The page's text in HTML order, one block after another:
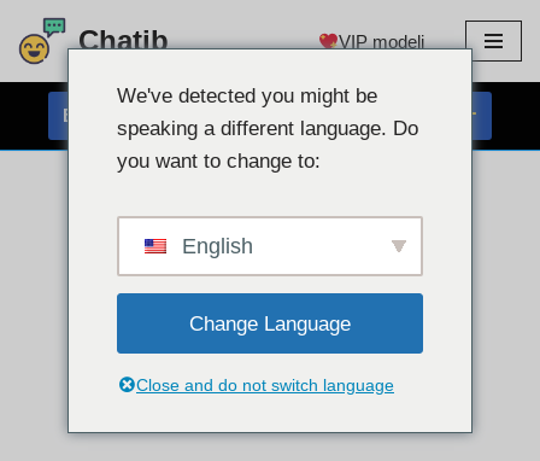
Preskoči
vsebino
Chatib VIP modeli
BREZPLAČEN KLEPET S SPLETNO KAMERO
We've detected you might be
speaking a different language. Do
you want to change to:
English
Change Language
Close and do not switch language